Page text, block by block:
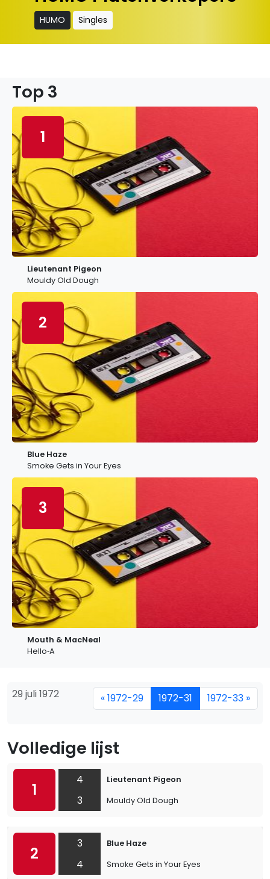
HUMO Singles
Top 3
1
Lieutenant Pigeon
Mouldy Old Dough
2
Blue Haze
Smoke Gets in Your Eyes
3
Mouth & MacNeal
Hello‐A
29 juli 1972 « 1972-29 1972-31 1972-33 »
Volledige lijst
1
4
3
Lieutenant Pigeon
Mouldy Old Dough
2
3
4
Blue Haze
Smoke Gets in Your Eyes